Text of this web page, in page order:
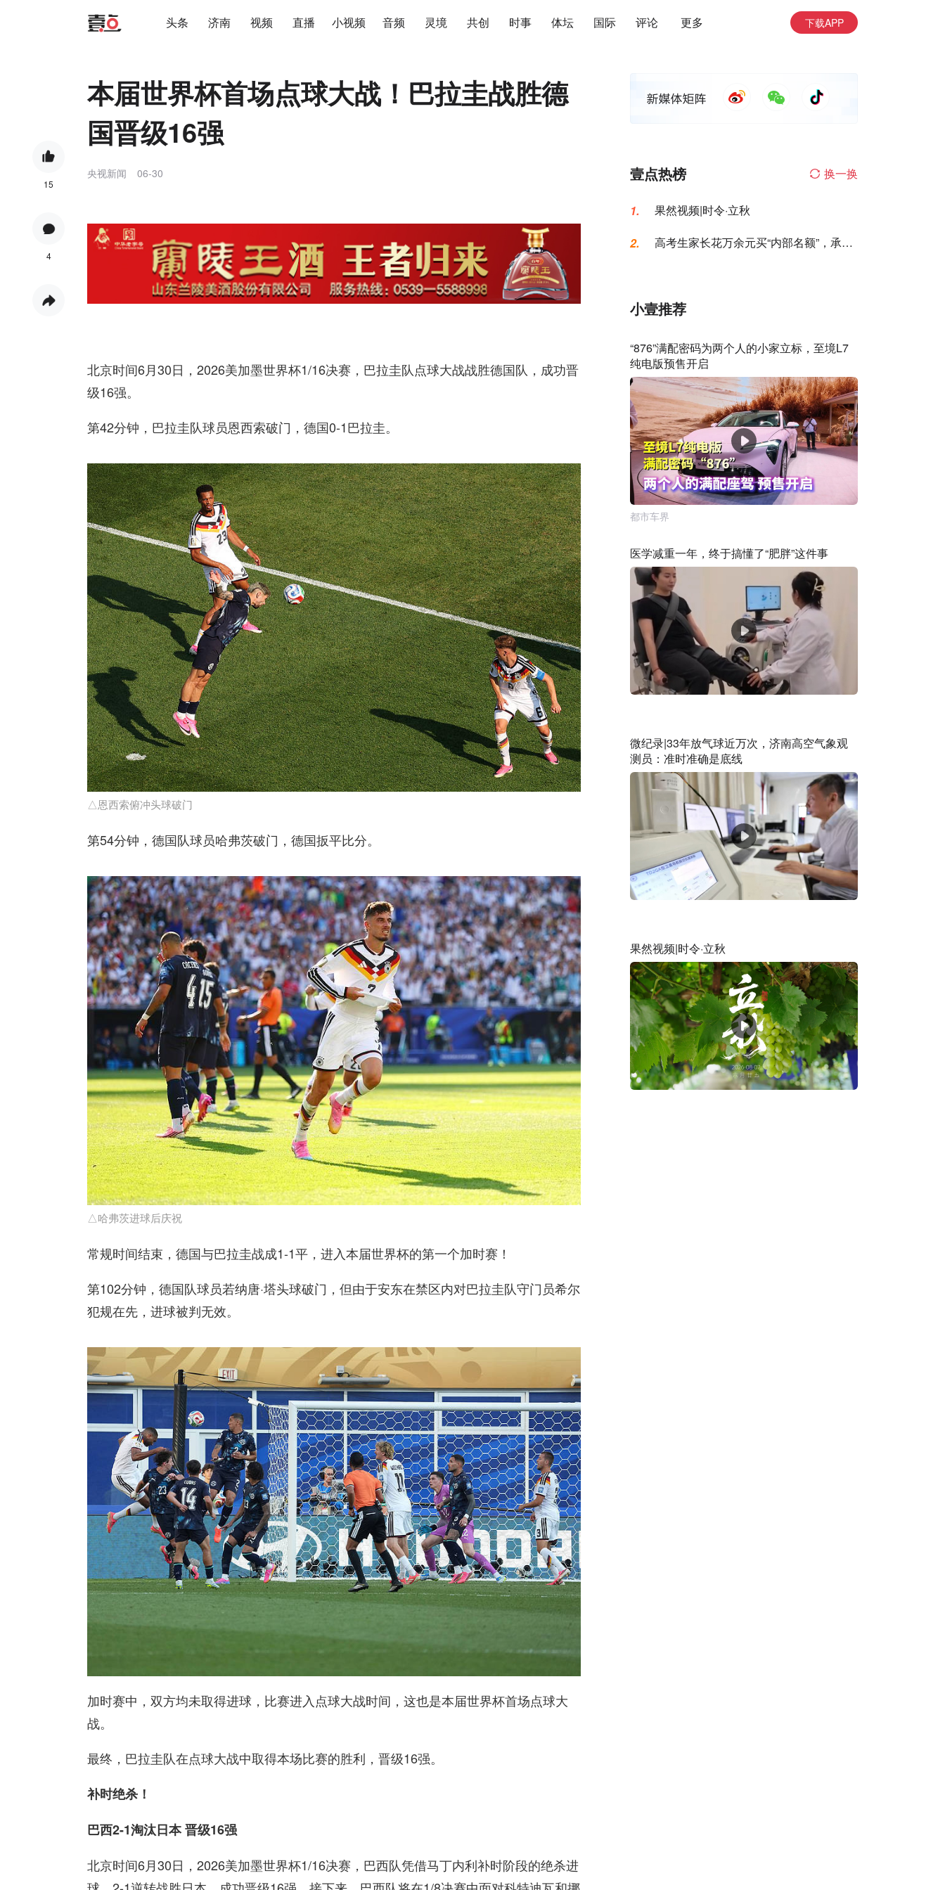
头条 济南 视频 直播 小视频 音频 灵境 共创 时事 体坛 国际 评论 更多 下载APP
15
4
本届世界杯首场点球大战！巴拉圭战胜德
国晋级16强
央视新闻 06-30
北京时间6月30日，2026美加墨世界杯1/16决赛，巴拉圭队点球大战战胜德国队，成功晋
级16强。
第42分钟，巴拉圭队球员恩西索破门，德国0-1巴拉圭。
△恩西索俯冲头球破门
第54分钟，德国队球员哈弗茨破门，德国扳平比分。
△哈弗茨进球后庆祝
常规时间结束，德国与巴拉圭战成1-1平，进入本届世界杯的第一个加时赛！
第102分钟，德国队球员若纳唐·塔头球破门，但由于安东在禁区内对巴拉圭队守门员希尔
犯规在先，进球被判无效。
加时赛中，双方均未取得进球，比赛进入点球大战时间，这也是本届世界杯首场点球大
战。
最终，巴拉圭队在点球大战中取得本场比赛的胜利，晋级16强。
补时绝杀！
巴西2-1淘汰日本 晋级16强
北京时间6月30日，2026美加墨世界杯1/16决赛，巴西队凭借马丁内利补时阶段的绝杀进
壹点热榜 换一换
1. 果然视频|时令·立秋
2.
高考生家长花万余元买“内部名额”，承诺
小壹推荐
“876”满配密码为两个人的小家立标，至境L7
纯电版预售开启
都市车界
医学减重一年，终于搞懂了“肥胖”这件事
微纪录|33年放气球近万次，济南高空气象观
测员：准时准确是底线
果然视频|时令·立秋